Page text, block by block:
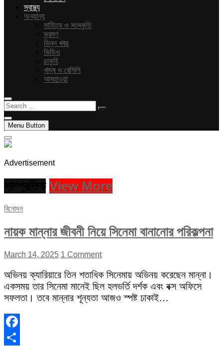
স্বাস্থ্য
অন্যান্য
সাহিত্য ও সংস্কৃতি
ভ্রমণ
ভিন্ন খবর
ভিডিও
চাকুরি
খাদ্য ও রেসিপি
আবহাওয়া
Search
…
Menu Button
Advertisement
View More
বিনোদন
নায়ক মান্নার জীবনী নিয়ে সিনেমা বানানোর পরিকল্পনা
March 14, 2025 1 Comment
অভিনয় ক্যারিয়ারে তিন শতাধিক সিনেমায় অভিনয় করেছেন মান্না।
একসময় তার সিনেমা মানেই ছিল হলভর্তি দর্শক এবং বক্স অফিসে
সফলতা। তবে মান্নার শূন্যতা আজও স্পষ্ট ঢাকাই…
Facebook